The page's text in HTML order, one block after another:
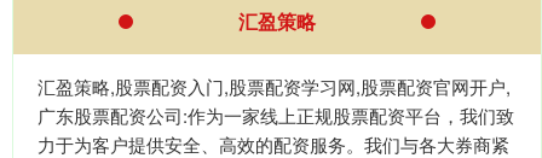
汇盈策略
汇盈策略,股票配资入门,股票配资学习网,股票配资官网开户,
广东股票配资公司:作为一家线上正规股票配资平台，我们致
力于为客户提供安全、高效的配资服务。我们与各大券商紧